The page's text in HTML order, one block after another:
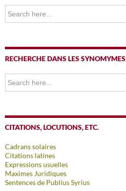
Search
for:
RECHERCHE DANS LES SYNOMYMES
Search
for:
CITATIONS, LOCUTIONS, ETC.
Cadrans solaires
Citations latines
Expressions usuelles
Maximes Juridiques
Sentences de Publius Syrius